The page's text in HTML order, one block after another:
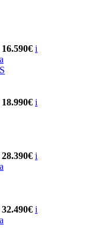
i
i
i
i